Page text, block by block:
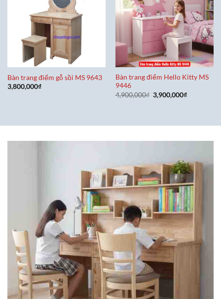
Bàn trang điểm gỗ sồi MS 9643
3,800,000₫
Bàn trang điểm Hello Kitty MS
9446
4,900,000₫ Giá
gốc
3,900,000₫Giá